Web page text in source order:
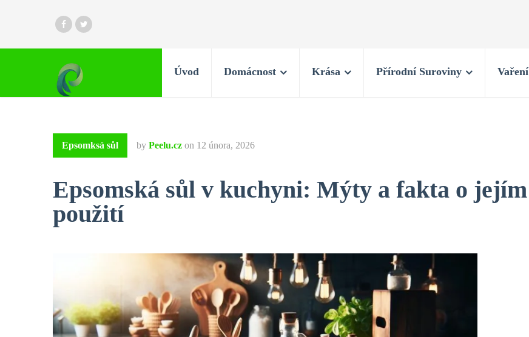
Úvod Domácnost Krása Přírodní Suroviny Vaření
Epsomksá sůl by Peelu.cz on 12 února, 2026
Epsomská sůl v kuchyni: Mýty a fakta o jejím
použití